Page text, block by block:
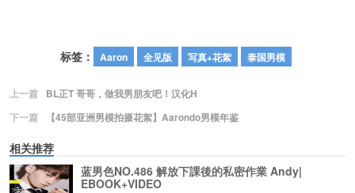
标签： Aaron 全见版 写真+花絮 泰国男模
上一篇
BL正T 哥哥，做我男朋友吧！汉化H
下一篇
【45部亚洲男模拍摄花絮】Aarondo男模年鉴
相关推荐
蓝男色NO.486 解放下課後的私密作業 Andy|
EBOOK+VIDEO